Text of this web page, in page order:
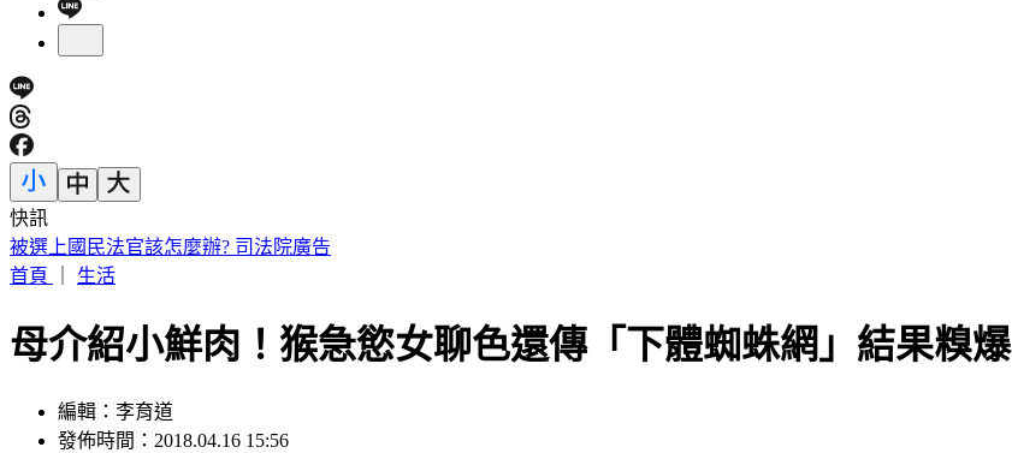
快訊
白海豚週末最接近台灣！氣象署「不排除陸警」估下午發海警
首頁
生活
母介紹小鮮肉！猴急慾女聊色還傳「下體蜘蛛網」結果糗爆
編輯：李育道
發佈時間：2018.04.16 15:56